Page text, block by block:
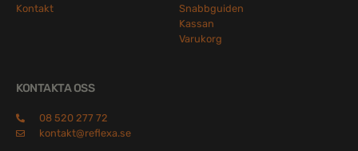
Kontakt
Snabbguiden
Kassan
Varukorg
KONTAKTA OSS
08 520 277 72
kontakt@reflexa.se